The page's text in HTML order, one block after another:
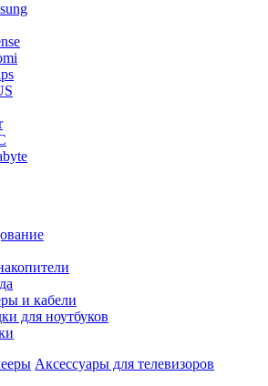
и кабели
для ноутбуков
Аксессуары для телевизоров